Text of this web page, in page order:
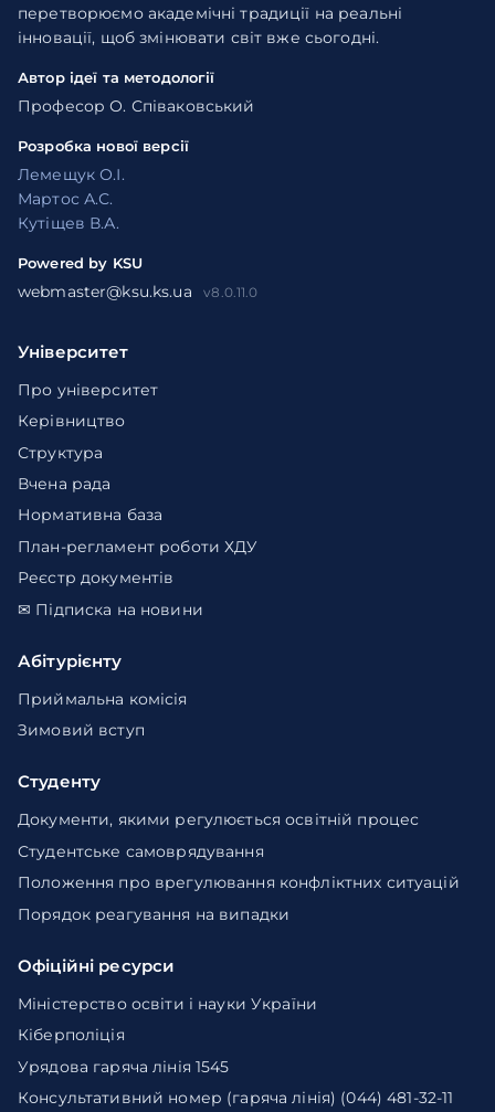
перетворюємо академічні традиції на реальні
інновації, щоб змінювати світ вже сьогодні.
Автор ідеї та методології
Професор О. Співаковський
Розробка нової версії
Лемещук О.І.
Мартос А.С.
Кутіщев В.А.
Powered by KSU
webmaster@ksu.ks.ua v8.0.11.0
Університет
Про університет
Керівництво
Структура
Вчена рада
Нормативна база
План-регламент роботи ХДУ
Реєстр документів
✉ Підписка на новини
Абітурієнту
Приймальна комісія
Зимовий вступ
Студенту
Документи, якими регулюється освітній процес
Студентське самоврядування
Положення про врегулювання конфліктних ситуацій
Порядок реагування на випадки
Офіційні ресурси
Міністерство освіти і науки України
Кіберполіція
Урядова гаряча лінія 1545
Консультативний номер (гаряча лінія) (044) 481-32-11